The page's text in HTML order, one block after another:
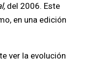
del 2006. Este
en una edición
ver la evolución